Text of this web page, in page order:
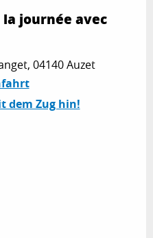
journée avec
04140 Auzet
dem Zug hin!